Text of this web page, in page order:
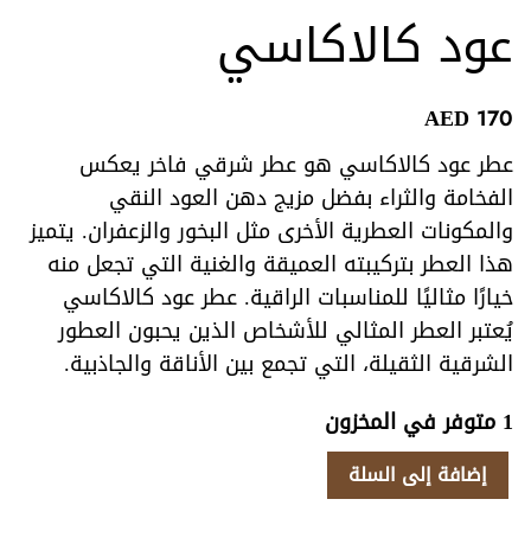
عود كالاكاسي
AED 170
عطر عود كالاكاسي هو عطر شرقي فاخر يعكس
الفخامة والثراء بفضل مزيج دهن العود النقي
والمكونات العطرية الأخرى مثل البخور والزعفران. يتميز
هذا العطر بتركيبته العميقة والغنية التي تجعل منه
خيارًا مثاليًا للمناسبات الراقية. عطر عود كالاكاسي
يُعتبر العطر المثالي للأشخاص الذين يحبون العطور
الشرقية الثقيلة، التي تجمع بين الأناقة والجاذبية.
1 متوفر في المخزون
كمية
عودإضافة إلى السلة